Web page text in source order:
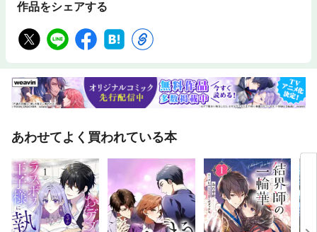
作品をシェアする
あわせてよく買われている本